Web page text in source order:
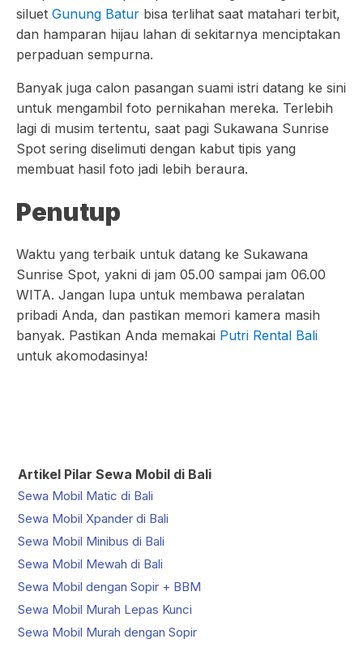
siluet Gunung Batur bisa terlihat saat matahari terbit,
dan hamparan hijau lahan di sekitarnya menciptakan
perpaduan sempurna.
Banyak juga calon pasangan suami istri datang ke sini
untuk mengambil foto pernikahan mereka. Terlebih
lagi di musim tertentu, saat pagi Sukawana Sunrise
Spot sering diselimuti dengan kabut tipis yang
membuat hasil foto jadi lebih beraura.
Penutup
Waktu yang terbaik untuk datang ke Sukawana
Sunrise Spot, yakni di jam 05.00 sampai jam 06.00
WITA. Jangan lupa untuk membawa peralatan
pribadi Anda, dan pastikan memori kamera masih
banyak. Pastikan Anda memakai Putri Rental Bali
untuk akomodasinya!
Artikel Pilar Sewa Mobil di Bali
Sewa Mobil Matic di Bali
Sewa Mobil Xpander di Bali
Sewa Mobil Minibus di Bali
Sewa Mobil Mewah di Bali
Sewa Mobil dengan Sopir + BBM
Sewa Mobil Murah Lepas Kunci
Sewa Mobil Murah dengan Sopir